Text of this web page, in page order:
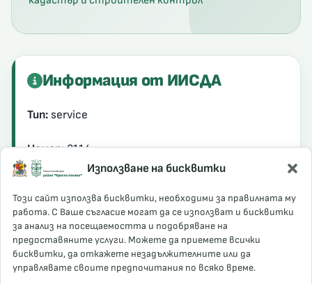
Използване на бисквитки
Този сайт използва бисквитки, необходими за правилната му
работа. С Ваше съгласие могат да се използват и бисквитки
за анализ на посещаемостта и подобряване на
предоставяните услуги. Можете да приемете всички
бисквитки, да откажете незадължителните или да
управлявате своите предпочитания по всяко време.
Информация от ИИСДА
Тип: service
Номер:2114
Подробна информация за услугата все още не е